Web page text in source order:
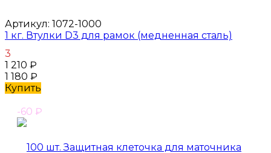
Артикул: 1072-1000
1 кг. Втулки D3 для рамок (медненная сталь)
3
1 210 ₽
1 180 ₽
Купить
-60 ₽